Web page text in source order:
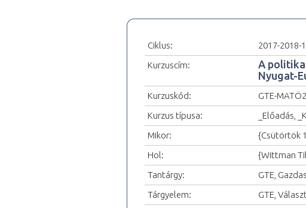
Ciklus:
2017-2018-1
Kurzuscím:
A
Nyugat-
Kurzuskód:
GTE-
Kurzus típusa:
_Előadás,
Mikor:
{Csütörtök
Hol:
{Wittman
Tantárgy:
GTE,
Tárgyelem:
GTE,